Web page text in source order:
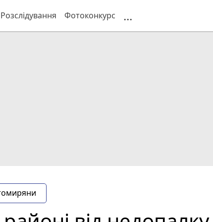
Розслідування Фотоконкурс ...